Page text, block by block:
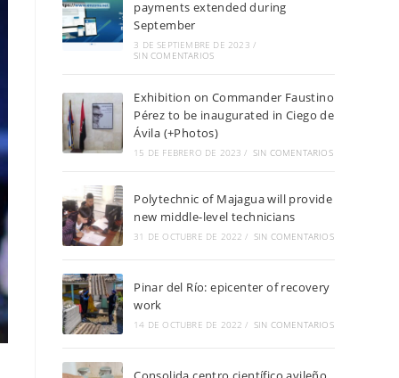
payments extended during
September
3 DE SEPTIEMBRE DE 2023 /
SIN COMENTARIOS
Exhibition on Commander Faustino
Pérez to be inaugurated in Ciego de
Ávila (+Photos)
15 DE FEBRERO DE 2023 / SIN COMENTARIOS
Polytechnic of Majagua will provide
new middle-level technicians
31 DE OCTUBRE DE 2022 / SIN COMENTARIOS
Pinar del Río: epicenter of recovery
work
14 DE OCTUBRE DE 2022 / SIN COMENTARIOS